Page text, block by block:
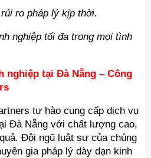
ro pháp lý kịp thời.
nghiệp tối đa trong mọi tình
nghiệp tại Đà Nẵng – Công
tự hào cung cấp dịch vụ
Đà Nẵng với chất lượng cao,
Đội ngũ luật sư của chúng
gia pháp lý dày dạn kinh